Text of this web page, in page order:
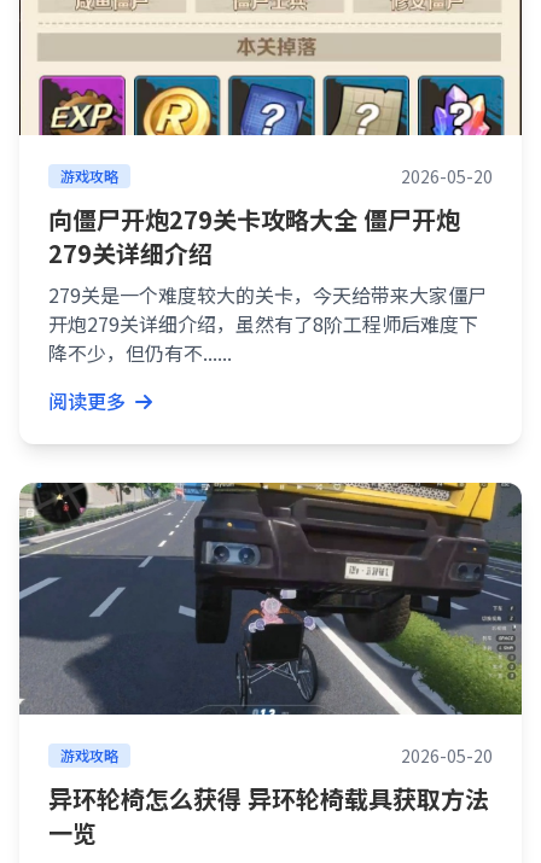
游戏攻略 2026-05-20
向僵尸开炮279关卡攻略大全 僵尸开炮
279关详细介绍
279关是一个难度较大的关卡，今天给带来大家僵尸
开炮279关详细介绍，虽然有了8阶工程师后难度下
降不少，但仍有不......
阅读更多
游戏攻略 2026-05-20
异环轮椅怎么获得 异环轮椅载具获取方法
一览